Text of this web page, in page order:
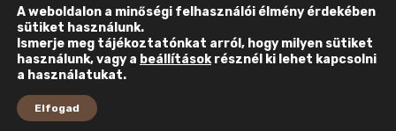
© Minden jog fenntartva! |
A weboldalon a minőségi felhasználói élmény érdekében
sütiket használunk.
Ismerje meg tájékoztatónkat arról, hogy milyen sütiket
használunk, vagy a beállításokrésznél ki lehet kapcsolni
a használatukat.
Elfogad